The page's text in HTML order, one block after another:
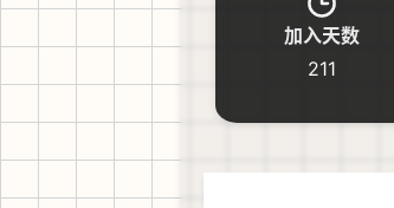
加入天数
211